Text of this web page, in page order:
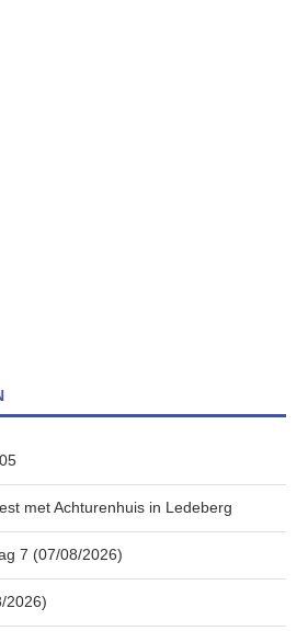
met Achturenhuis in Ledeberg
7 (07/08/2026)
2026)